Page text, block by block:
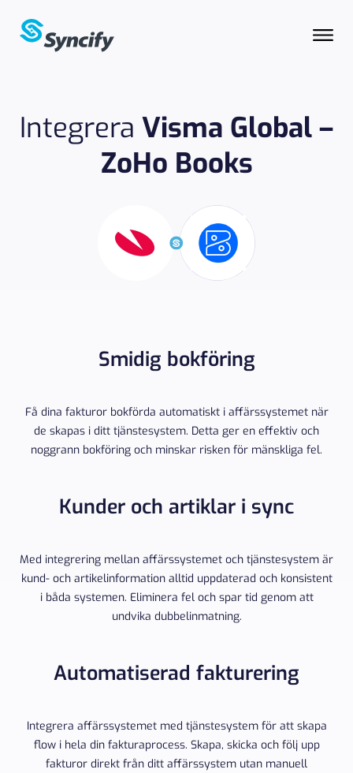
Integrera Visma Global –
ZoHo Books
Smidig bokföring
Få dina fakturor bokförda automatiskt i affärssystemet när
de skapas i ditt tjänstesystem. Detta ger en effektiv och
noggrann bokföring och minskar risken för mänskliga fel.
Kunder och artiklar i sync
Med integrering mellan affärssystemet och tjänstesystem är
kund- och artikelinformation alltid uppdaterad och konsistent
i båda systemen. Eliminera fel och spar tid genom att
undvika dubbelinmatning.
Automatiserad fakturering
Integrera affärssystemet med tjänstesystem för att skapa
flow i hela din fakturaprocess. Skapa, skicka och följ upp
fakturor direkt från ditt affärssystem utan manuell